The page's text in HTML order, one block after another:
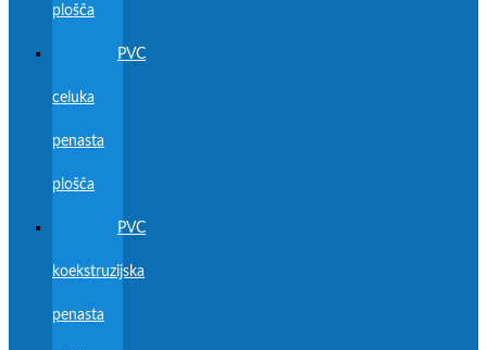
plošča
PVC
celuka
penasta
plošča
PVC
koekstruzijska
penasta